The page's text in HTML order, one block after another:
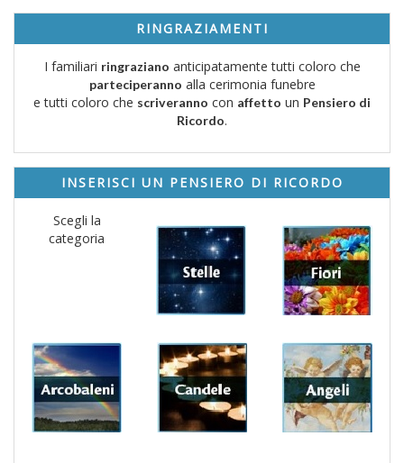
RINGRAZIAMENTI
I familiari ringraziano anticipatamente tutti coloro che
parteciperanno alla cerimonia funebre
e tutti coloro che scriveranno con affetto un Pensiero di
Ricordo.
INSERISCI UN PENSIERO DI RICORDO
Scegli la
categoria